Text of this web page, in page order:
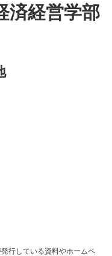
済経営学部
行している資料やホームペ